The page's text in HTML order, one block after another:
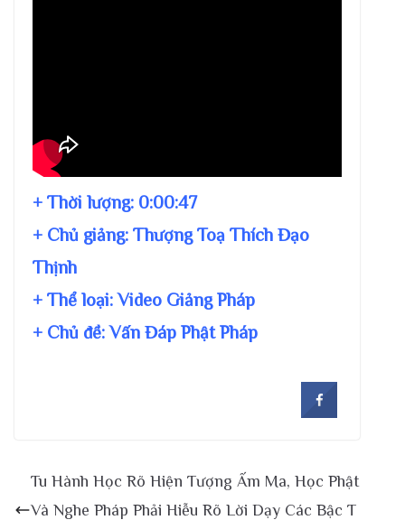
+ Thời lượng: 0:00:47
+ Chủ giảng: Thượng Toạ Thích Đạo
Thịnh
+ Thể loại: Video Giảng Pháp
+ Chủ đề:Vấn Đáp Phật Pháp
Tu Hành Học Rõ Hiện Tượng Ấm Ma, Học Phật
Và Nghe Pháp Phải Hiễu Rõ Lời Dạy Các Bậc T